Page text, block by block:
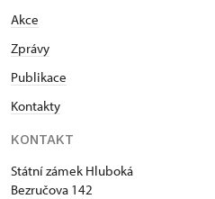
Akce
Zprávy
Publikace
Kontakty
KONTAKT
Státní zámek Hluboká
Bezručova 142